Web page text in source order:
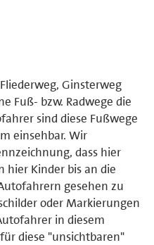
Ginsterweg
Fuß- bzw. Radwege die
sind diese Fußwege
einsehbar. Wir
dass hier
hier Kinder bis an die
gesehen zu
oder Markierungen
in diesem
diese "unsichtbaren"